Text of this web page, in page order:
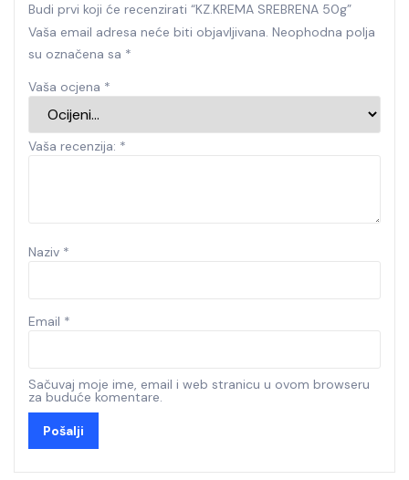
Budi prvi koji će recenzirati “KZ.KREMA SREBRENA 50g”
Vaša email adresa neće biti objavljivana. Neophodna polja
su označena sa *
Vaša ocjena *
Vaša recenzija: *
Naziv *
Email *
Sačuvaj moje ime, email i web stranicu u ovom browseru
za buduće komentare.